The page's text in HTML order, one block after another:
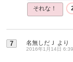
それな！
7 名無しだＪ より
2016年1月14日